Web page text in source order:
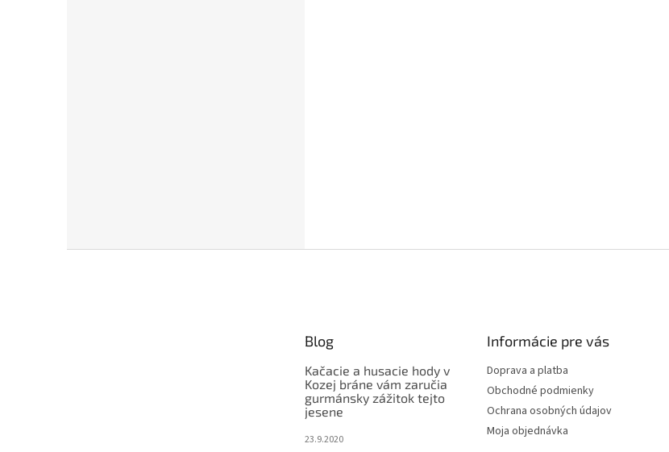
Blog
Kačacie a husacie hody v
Kozej bráne vám zaručia
gurmánsky zážitok tejto
jesene
23.9.2020
Informácie pre vás
Doprava a platba
Obchodné podmienky
Ochrana osobných údajov
Moja objednávka